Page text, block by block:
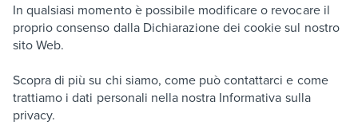
In qualsiasi momento è possibile modificare o revocare il
proprio consenso dalla Dichiarazione dei cookie sul nostro
sito Web.
Scopra di più su chi siamo, come può contattarci e come
trattiamo i dati personali nella nostra Informativa sulla
privacy.